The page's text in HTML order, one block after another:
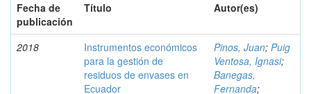
Fecha de
publicación
Título Autor(es)
2018
Instrumentos económicos
para la gestión de
residuos de envases en
Ecuador
Pinos, Juan; Puig
Ventosa, Ignasi;
Banegas,
Fernanda;